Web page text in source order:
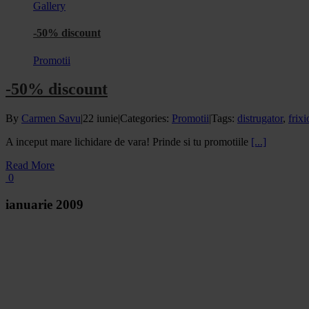
Gallery
-50% discount
Promotii
-50% discount
By Carmen Savu|22 iunie|Categories: Promotii|Tags: distrugator,
A inceput mare lichidare de vara! Prinde si tu promotiile [...]
Read More
0
ianuarie 2009